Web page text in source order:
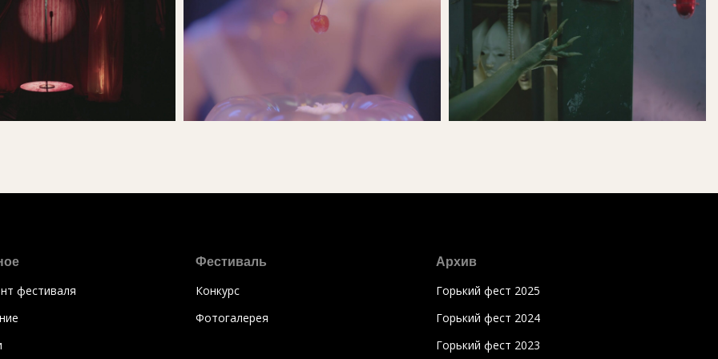
фестиваля
Фестиваль
Конкурс
Фотогалерея
Архив
Горький фест 2025
Горький фест 2024
Горький фест 2023